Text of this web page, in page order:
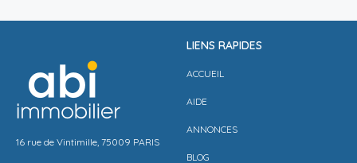
16 rue de Vintimille, 75009 PARIS
LIENS RAPIDES
ACCUEIL
AIDE
ANNONCES
BLOG